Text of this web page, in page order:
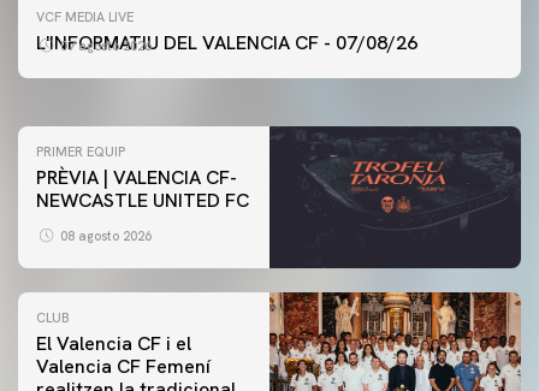
VCF MEDIA LIVE
L'INFORMATIU DEL VALENCIA CF - 07/08/26
07 agosto 2026
PRIMER EQUIP
ENTRENAMENT DEL VALENCIA CF 7/8/2026
PRIMER EQUIP
PRÈVIA | VALENCIA CF-
NEWCASTLE UNITED FC
08 agosto 2026
CLUB
El Valencia CF i el
Valencia CF Femení